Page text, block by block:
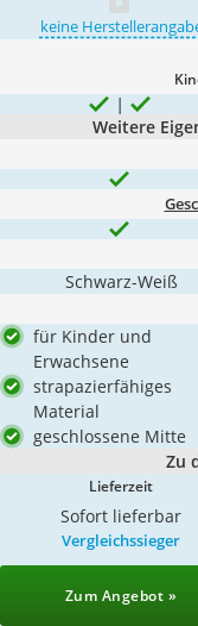
keine
Weitere
Schwarz-Weiß
für Kinder und
Erwachsene
strapazierfähiges
Material
geschlossene Mitte
Zu
Lieferzeit
Sofort lieferbar
Vergleichssieger
Zum Angebot »